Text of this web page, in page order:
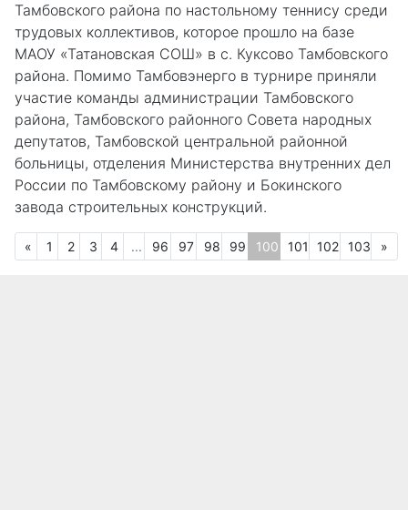
Тамбовского района по настольному теннису среди
трудовых коллективов, которое прошло на базе
МАОУ «Татановская СОШ» в с. Куксово Тамбовского
района. Помимо Тамбовэнерго в турнире приняли
участие команды администрации Тамбовского
района, Тамбовского районного Совета народных
депутатов, Тамбовской центральной районной
больницы, отделения Министерства внутренних дел
России по Тамбовскому району и Бокинского
завода строительных конструкций.
« Предыдущая
1 2 3 4 ... 96 97 98 99
100
(текущая)
101 102 103 »